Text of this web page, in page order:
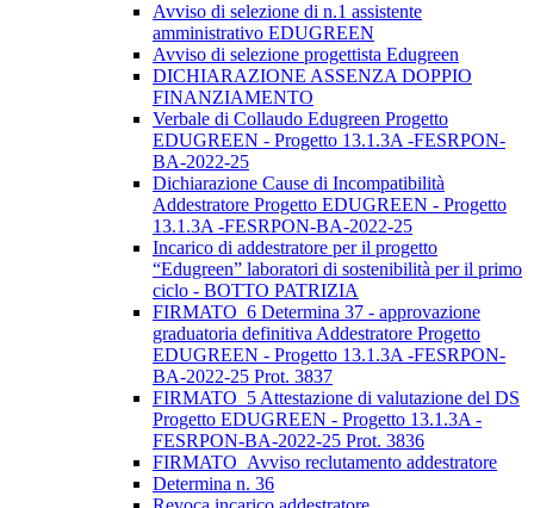
Avviso di selezione di n.1 assistente
amministrativo EDUGREEN
Avviso di selezione progettista Edugreen
DICHIARAZIONE ASSENZA DOPPIO
FINANZIAMENTO
Verbale di Collaudo Edugreen Progetto
EDUGREEN - Progetto 13.1.3A -FESRPON-
BA-2022-25
Dichiarazione Cause di Incompatibilità
Addestratore Progetto EDUGREEN - Progetto
13.1.3A -FESRPON-BA-2022-25
Incarico di addestratore per il progetto
“Edugreen” laboratori di sostenibilità per il primo
ciclo - BOTTO PATRIZIA
FIRMATO_6 Determina 37 - approvazione
graduatoria definitiva Addestratore Progetto
EDUGREEN - Progetto 13.1.3A -FESRPON-
BA-2022-25 Prot. 3837
FIRMATO_5 Attestazione di valutazione del DS
Progetto EDUGREEN - Progetto 13.1.3A -
FESRPON-BA-2022-25 Prot. 3836
FIRMATO_Avviso reclutamento addestratore
Determina n. 36